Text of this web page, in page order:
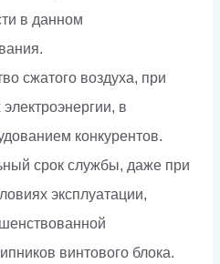
в данном
сжатого воздуха, при
в
конкурентов.
срок службы, даже при
эксплуатации,
винтового блока.